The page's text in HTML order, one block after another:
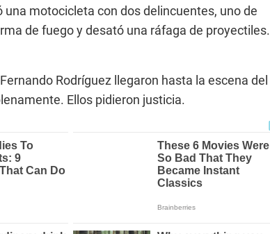
una motocicleta con dos delincuentes, uno de
de fuego y desató una ráfaga de proyectiles.
Rodríguez llegaron hasta la escena del
Ellos pidieron justicia.